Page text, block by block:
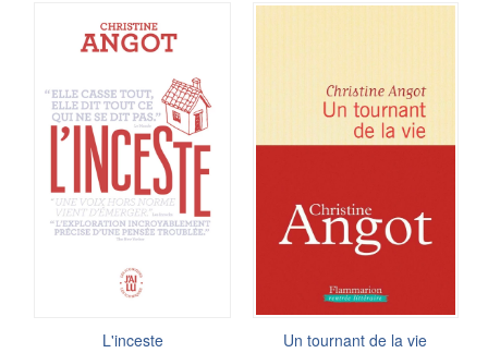
L'inceste Un tournant de la vie